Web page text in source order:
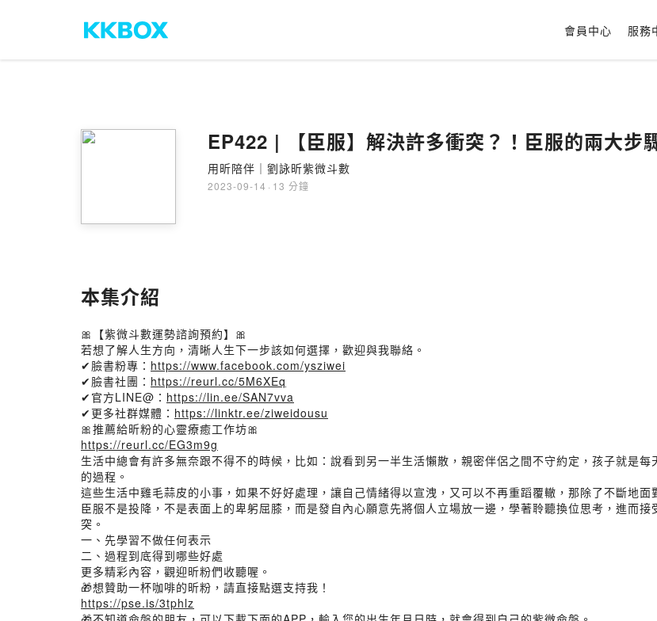
會員中心 服務
EP422 | 【臣服】解決許多衝突？！臣服的兩大步
用昕陪伴｜劉詠昕紫微斗數
2023-09-14 · 13 分鐘
本集介紹
🎀【紫微斗數運勢諮詢預約】🎀
若想了解人生方向，清晰人生下一步該如何選擇，歡迎與我聯絡。
✔臉書粉專： https://www.facebook.com/ysziwei
✔臉書社團： https://reurl.cc/5M6XEq
✔官方LINE@： https://lin.ee/SAN7vva
✔更多社群媒體： https://linktr.ee/ziweidousu
🎀推薦給昕粉的心靈療癒工作坊🎀
https://reurl.cc/EG3m9g
生活中總會有許多無奈跟不得不的時候，比如：說看到另一半生活懶散，親密伴侶之間不守約定，孩子就是
的過程。
這些生活中雞毛蒜皮的小事，如果不好好處理，讓自己情緒得以宣洩，又可以不再重蹈覆轍，那除了不斷地面
臣服不是投降，不是表面上的卑躬屈膝，而是發自內心願意先將個人立場放一邊，學著聆聽換位思考，進而
突。
一、先學習不做任何表示
二、過程到底得到哪些好處
更多精彩內容，觀迎昕粉們收聽喔。
🎁想贊助一杯咖啡的昕粉，請直接點選支持我！
https://pse.is/3tphlz